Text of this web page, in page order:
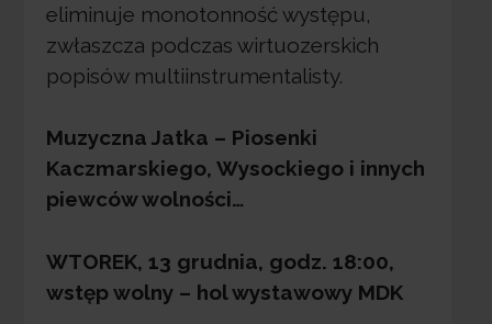
eliminuje monotonność występu,
zwłaszcza podczas wirtuozerskich
popisów multiinstrumentalisty.
Muzyczna Jatka – Piosenki
Kaczmarskiego, Wysockiego i innych
piewców wolności…
WTOREK, 13 grudnia, godz. 18:00,
wstęp wolny – hol wystawowy MDK